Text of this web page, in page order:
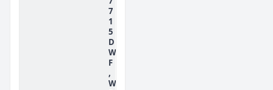
7
1
5
D
W
F
,
W